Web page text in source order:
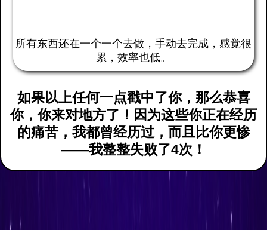
所有东西还在一个一个去做，手动去完成，感觉很
累，效率也低。
如果以上任何一点戳中了你，那么恭喜
你，你来对地方了！因为这些你正在经历
的痛苦，我都曾经历过，而且比你更惨
——我整整失败了4次！
在这个30分钟的免费培训中，